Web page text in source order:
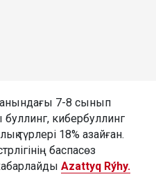
7-8 сынып
кибербуллинг
түрлері 18% азайған.
баспасөз
Azattyq Rýhy.